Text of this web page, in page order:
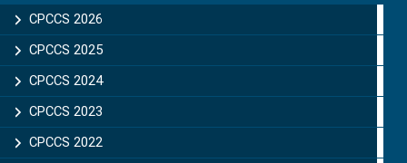
Sidebar
CPCCS 2026
CPCCS 2025
CPCCS 2024
CPCCS 2023
CPCCS 2022